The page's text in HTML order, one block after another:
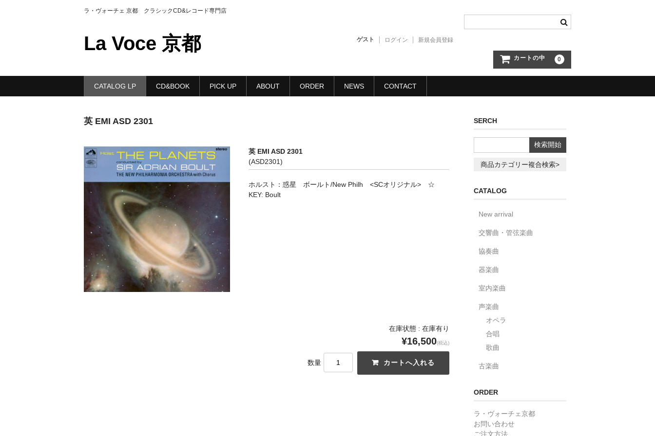
ラ・ヴォーチェ 京都 クラシックCD&レコード専門店
La Voce 京都 ゲスト ログイン 新規会員登録
カートの中 0
CATALOG LP CD&BOOK PICK UP ABOUT ORDER NEWS CONTACT
英 EMI ASD 2301
英 EMI ASD 2301
(ASD2301)
ホルスト：惑星 ボールト/New Philh <SCオリジナル> ☆
KEY: Boult
在庫状態 : 在庫有り
¥16,500(税込)
数量
SERCH
商品カテゴリー複合検索>
CATALOG
New arrival
交響曲・管弦楽曲
協奏曲
器楽曲
室内楽曲
声楽曲
オペラ
合唱
歌曲
古楽曲
ORDER
ラ・ヴォーチェ京都
お問い合わせ
ご注文方法